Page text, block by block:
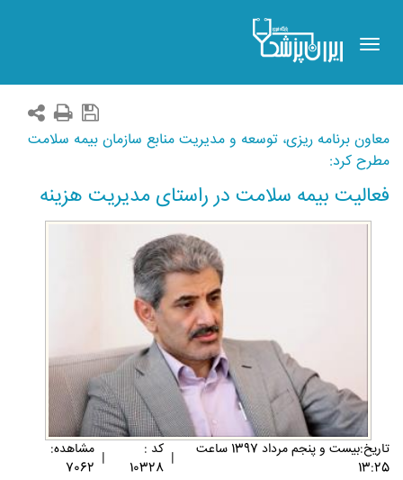
Toggle
navigation
معاون برنامه ریزی، توسعه و مدیریت منابع سازمان بیمه سلامت
مطرح کرد:
فعالیت بیمه سلامت در راستای مدیریت هزینه
تاريخ:بيست و پنجم مرداد 1397 ساعت
13:25
| کد :
10328
| مشاهده:
7062